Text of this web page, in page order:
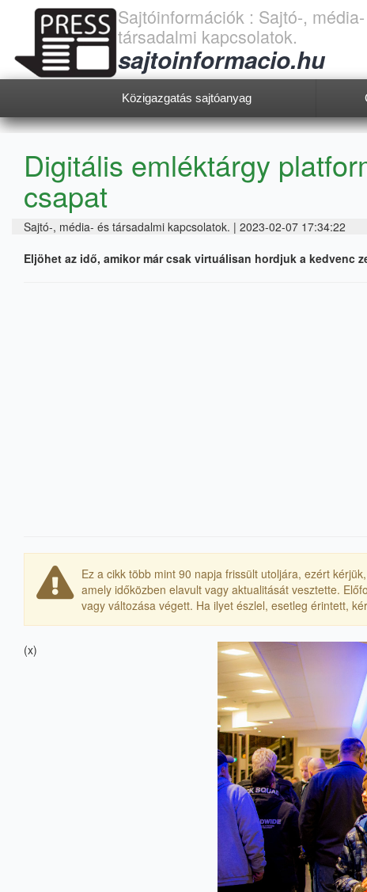
Sajtóinformációk : Sajtó-,
társadalmi kapcsolatok.
sajtoinformacio.hu
Közigazgatás sajtóanyag
Digitális emléktárgy
csapat
Sajtó-, média- és társadalmi kapcsolatok. | 2023-02-07 17:34:22
Eljöhet az idő, amikor már csak virtuálisan hordjuk a kedvenc
Ez a cikk több mint 90 napja frissült utoljára, ezért
amely időközben elavult vagy aktualitását vesztette.
vagy változása végett. Ha ilyet észlel, esetleg érintett,
(x)